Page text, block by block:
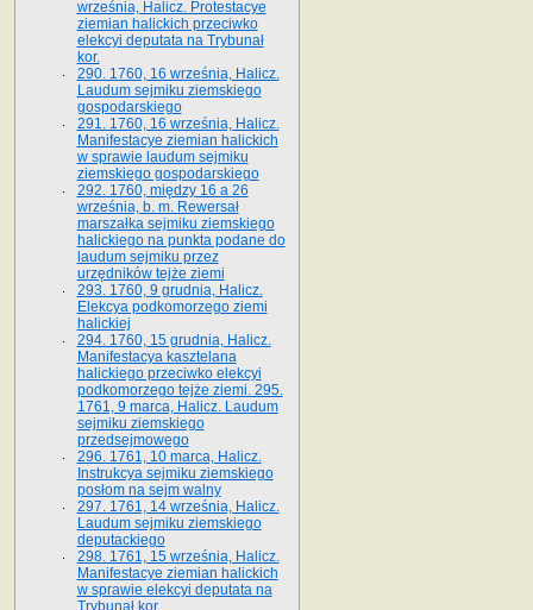
września, Halicz. Protestacye
ziemian halickich przeciwko
elekcyi deputata na Trybunał
kor.
290. 1760, 16 września, Halicz.
Laudum sejmiku ziemskiego
gospodarskiego
291. 1760, 16 września, Halicz.
Manifestacye ziemian halickich
w sprawie laudum sejmiku
ziemskiego gospodarskiego
292. 1760, między 16 a 26
września, b. m. Rewersał
marszałka sejmiku ziemskiego
halickiego na punkta podane do
laudum sejmiku przez
urzędników tejże ziemi
293. 1760, 9 grudnia, Halicz.
Elekcya podkomorzego ziemi
halickiej
294. 1760, 15 grudnia, Halicz.
Manifestacya kasztelana
halickiego przeciwko elekcyi
podkomorzego tejże ziemi. 295.
1761, 9 marca, Halicz. Laudum
sejmiku ziemskiego
przedsejmowego
296. 1761, 10 marca, Halicz.
Instrukcya sejmiku ziemskiego
posłom na sejm walny
297. 1761, 14 września, Halicz.
Laudum sejmiku ziemskiego
deputackiego
298. 1761, 15 września, Halicz.
Manifestacye ziemian halickich
w sprawie elekcyi deputata na
Trybunał kor.